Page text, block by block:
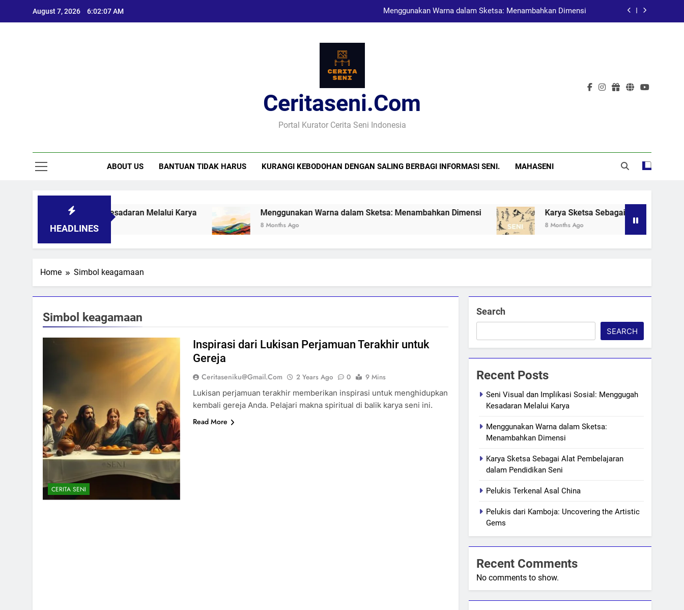
August 7, 2026 6:02:08 AM Menggunakan Warna dalam Sketsa: Menambahkan Dimensi
Seni Visual dan Implikasi Sosial: Menggugah Kesadaran Melalui Karya
Menggunakan Warna dalam Sketsa: Menambahkan Dimensi
Karya Sketsa Sebagai Alat Pembelajaran dalam Pendidikan Seni
Ceritaseni.com
Portal Kurator Cerita Seni Indonesia
ABOUT US BANTUAN TIDAK HARUS KURANGI KEBODOHAN DENGAN SALING BERBAGI INFORMASI SENI. MAHASENI
HEADLINES
Sosial: Menggugah Kesadaran Melalui Karya Menggunakan Warna dalam Sketsa: Menambahkan Dimensi
8 Months Ago
Karya Sketsa Sebagai Alat Pembelajaran
8 Months Ago
Home Simbol keagamaan
Simbol keagamaan
CERITA SENI
Inspirasi dari Lukisan Perjamuan Terakhir untuk
Gereja
Ceritaseniku@gmail.com 2 Years Ago 0
9 Mins
Lukisan perjamuan terakhir memberikan inspirasi untuk menghidupkan
kembali gereja Anda. Pelajari makna spiritual di balik karya seni ini.
Read More
Search
SEARCH
Recent Posts
Seni Visual dan Implikasi Sosial: Menggugah
Kesadaran Melalui Karya
Menggunakan Warna dalam Sketsa:
Menambahkan Dimensi
Karya Sketsa Sebagai Alat Pembelajaran
dalam Pendidikan Seni
Pelukis Terkenal Asal China
Pelukis dari Kamboja: Uncovering the Artistic
Gems
Recent Comments
No comments to show.